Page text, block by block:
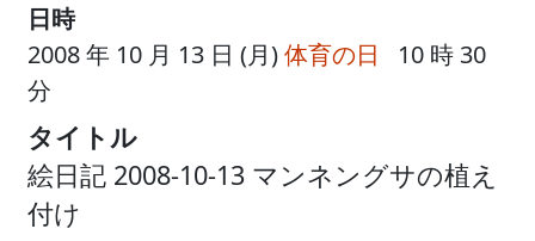
日時
2008 年 10 月 13 日 (月)体育の日
10 時 30
分
タイトル
絵日記 2008-10-13 マンネングサの植え
付け